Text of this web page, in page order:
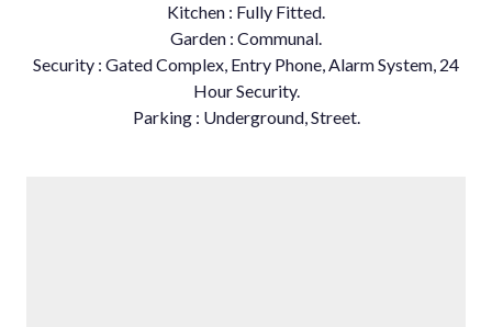
Kitchen : Fully Fitted.
Garden : Communal.
Security : Gated Complex, Entry Phone, Alarm System, 24
Hour Security.
Parking : Underground, Street.